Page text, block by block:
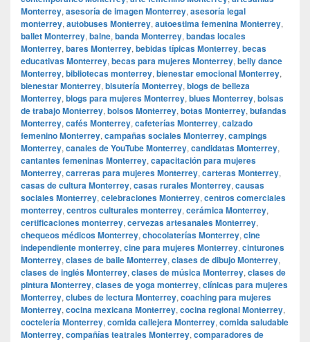
Monterrey, asesoría de imagen Monterrey, asesoría legal
monterrey, autobuses Monterrey, autoestima femenina Monterrey,
ballet Monterrey, balne, banda Monterrey, bandas locales
Monterrey, bares Monterrey, bebidas típicas Monterrey, becas
educativas Monterrey, becas para mujeres Monterrey, belly dance
Monterrey, bibliotecas monterrey, bienestar emocional Monterrey,
bienestar Monterrey, bisutería Monterrey, blogs de belleza
Monterrey, blogs para mujeres Monterrey, blues Monterrey, bolsas
de trabajo Monterrey, bolsos Monterrey, botas Monterrey, bufandas
Monterrey, cafés Monterrey, cafeterías Monterrey, calzado
femenino Monterrey, campañas sociales Monterrey, campings
Monterrey, canales de YouTube Monterrey, candidatas Monterrey,
cantantes femeninas Monterrey, capacitación para mujeres
Monterrey, carreras para mujeres Monterrey, carteras Monterrey,
casas de cultura Monterrey, casas rurales Monterrey, causas
sociales Monterrey, celebraciones Monterrey, centros comerciales
monterrey, centros culturales monterrey, cerámica Monterrey,
certificaciones monterrey, cervezas artesanales Monterrey,
chequeos médicos Monterrey, chocolaterías Monterrey, cine
independiente monterrey, cine para mujeres Monterrey, cinturones
Monterrey, clases de baile Monterrey, clases de dibujo Monterrey,
clases de inglés Monterrey, clases de música Monterrey, clases de
pintura Monterrey, clases de yoga monterrey, clínicas para mujeres
Monterrey, clubes de lectura Monterrey, coaching para mujeres
Monterrey, cocina mexicana Monterrey, cocina regional Monterrey,
coctelería Monterrey, comida callejera Monterrey, comida saludable
Monterrey, compañías teatrales Monterrey, comparadores de